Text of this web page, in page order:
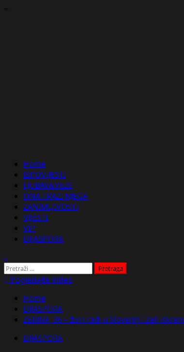
Skip
=
Primary
Menu
Home
ISPOVIJESTI
LJUBAV&VEZE
ONA TRAZI NJEGA
ZANIMLJIVOSTI
VIJESTI
VIP
DIJASPORA
Pretraga:
Pogledajte Video
Home
DIJASPORA
ZERINA, 36 – živi i radi u Sloveniji I Zeli
DIJASPORA